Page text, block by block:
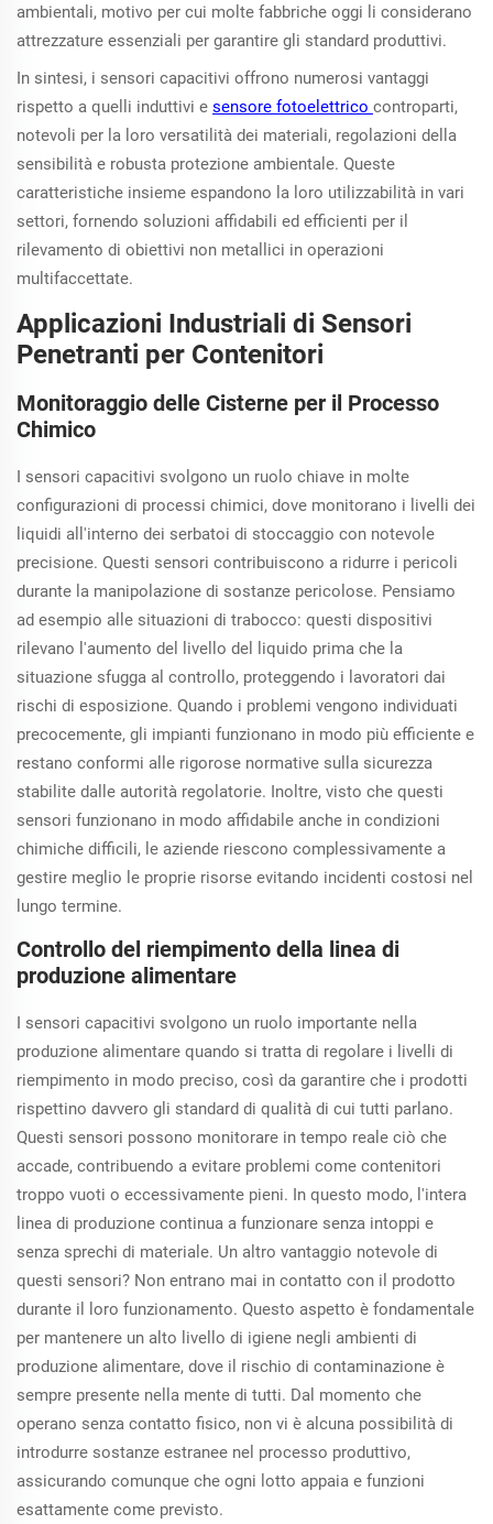
ambientali, motivo per cui molte fabbriche oggi li considerano
attrezzature essenziali per garantire gli standard produttivi.
In sintesi, i sensori capacitivi offrono numerosi vantaggi
rispetto a quelli induttivi e sensore fotoelettrico controparti,
notevoli per la loro versatilità dei materiali, regolazioni della
sensibilità e robusta protezione ambientale. Queste
caratteristiche insieme espandono la loro utilizzabilità in vari
settori, fornendo soluzioni affidabili ed efficienti per il
rilevamento di obiettivi non metallici in operazioni
multifaccettate.
Applicazioni Industriali di Sensori
Penetranti per Contenitori
Monitoraggio delle Cisterne per il Processo
Chimico
I sensori capacitivi svolgono un ruolo chiave in molte
configurazioni di processi chimici, dove monitorano i livelli dei
liquidi all'interno dei serbatoi di stoccaggio con notevole
precisione. Questi sensori contribuiscono a ridurre i pericoli
durante la manipolazione di sostanze pericolose. Pensiamo
ad esempio alle situazioni di trabocco: questi dispositivi
rilevano l'aumento del livello del liquido prima che la
situazione sfugga al controllo, proteggendo i lavoratori dai
rischi di esposizione. Quando i problemi vengono individuati
precocemente, gli impianti funzionano in modo più efficiente e
restano conformi alle rigorose normative sulla sicurezza
stabilite dalle autorità regolatorie. Inoltre, visto che questi
sensori funzionano in modo affidabile anche in condizioni
chimiche difficili, le aziende riescono complessivamente a
gestire meglio le proprie risorse evitando incidenti costosi nel
lungo termine.
Controllo del riempimento della linea di
produzione alimentare
I sensori capacitivi svolgono un ruolo importante nella
produzione alimentare quando si tratta di regolare i livelli di
riempimento in modo preciso, così da garantire che i prodotti
rispettino davvero gli standard di qualità di cui tutti parlano.
Questi sensori possono monitorare in tempo reale ciò che
accade, contribuendo a evitare problemi come contenitori
troppo vuoti o eccessivamente pieni. In questo modo, l'intera
linea di produzione continua a funzionare senza intoppi e
senza sprechi di materiale. Un altro vantaggio notevole di
questi sensori? Non entrano mai in contatto con il prodotto
durante il loro funzionamento. Questo aspetto è fondamentale
per mantenere un alto livello di igiene negli ambienti di
produzione alimentare, dove il rischio di contaminazione è
sempre presente nella mente di tutti. Dal momento che
operano senza contatto fisico, non vi è alcuna possibilità di
introdurre sostanze estranee nel processo produttivo,
assicurando comunque che ogni lotto appaia e funzioni
esattamente come previsto.